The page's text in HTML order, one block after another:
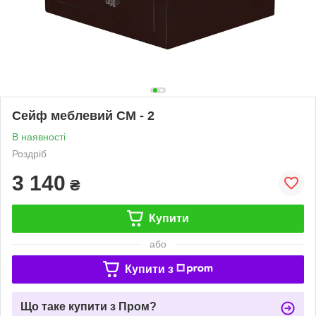
Сейф меблевий СМ - 2
В наявності
Роздріб
3 140 ₴
Купити
або
Купити з
Що таке купити з Пром?